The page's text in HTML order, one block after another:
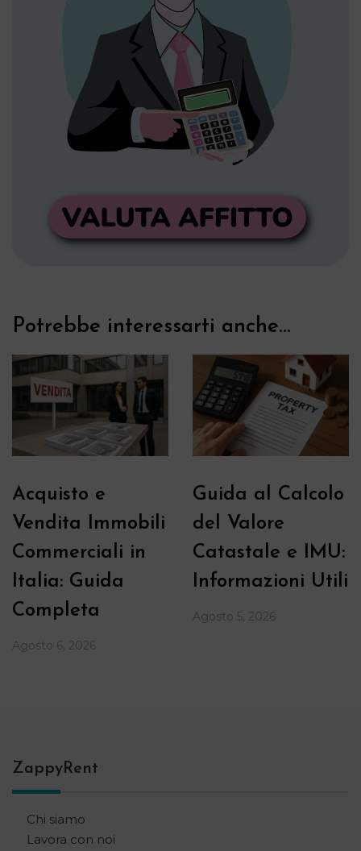
Potrebbe interessarti anche...
Acquisto e
Vendita Immobili
Commerciali in
Italia: Guida
Completa
Agosto 6, 2026
Guida al Calcolo
del Valore
Catastale e IMU:
Informazioni Utili
Agosto 5, 2026
ZappyRent
Chi siamo
Lavora con noi